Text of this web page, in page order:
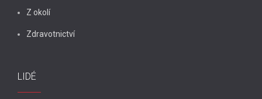
Z okolí
Zdravotnictví
LIDÉ